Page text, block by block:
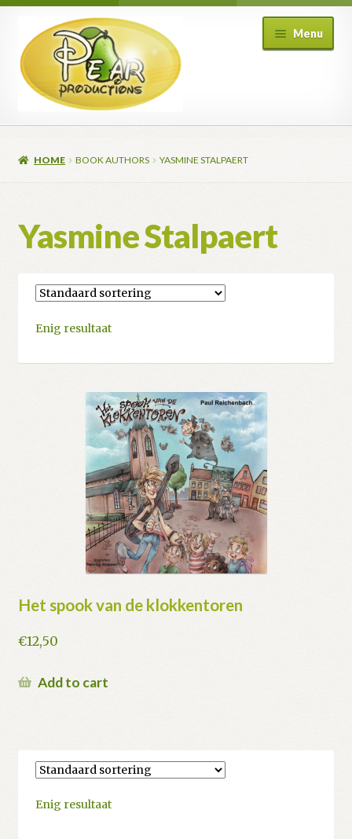
door
naar
navigatie
naar
de
inhoud
Menu
HOME BOOK AUTHORS YASMINE STALPAERT
Yasmine Stalpaert
Enig resultaat
Het spook van de klokkentoren
€12,50
Add to cart
Enig resultaat